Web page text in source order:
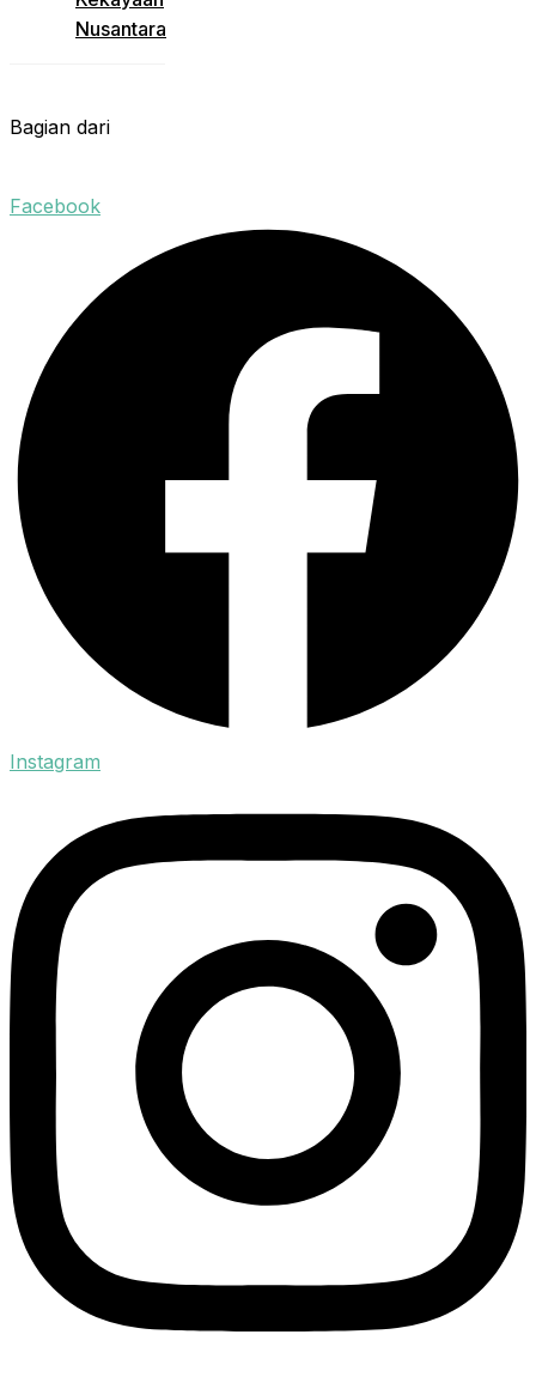
Nusantara
Bagian dari
Facebook
Instagram